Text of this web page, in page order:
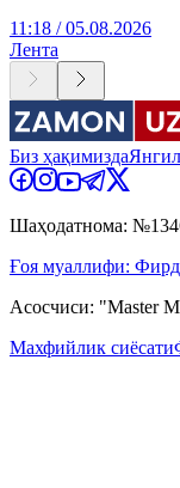
11:18 / 05.08.2026
Лента
Биз ҳақимизда
Шаҳодатнома:
Ғоя муаллифи:
Асосчиси: "Master
Махфийлик сиёсати